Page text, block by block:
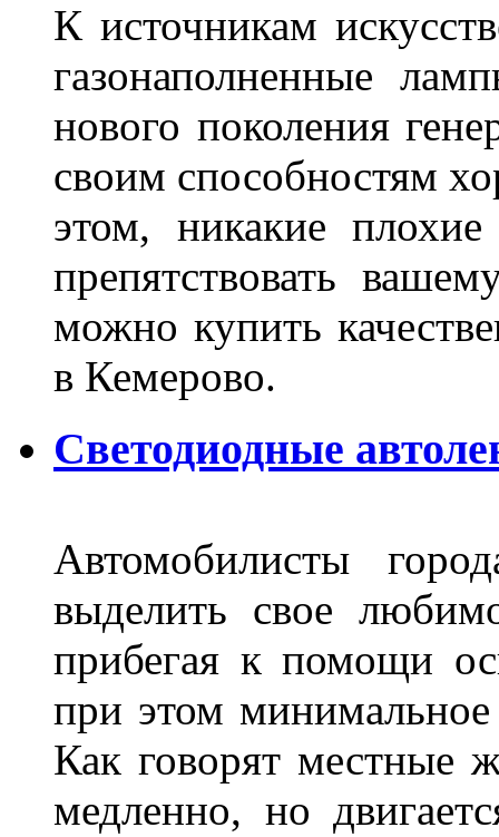
К источникам
газонаполненные
нового поколения
своим способностям
этом, никакие
препятствовать
можно купить
в Кемерово.
Светодиодные
Автомобилисты
выделить свое
прибегая к помощи
при этом минимальное
Как говорят местные
медленно, но